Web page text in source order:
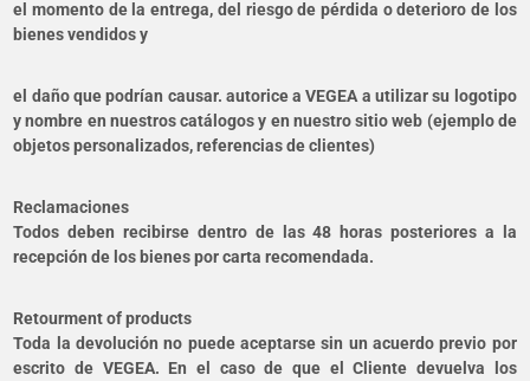
el momento de la entrega, del riesgo de pérdida o deterioro de los
bienes vendidos y
el daño que podrían causar. autorice a VEGEA a utilizar su logotipo
y nombre en nuestros catálogos y en nuestro sitio web (ejemplo de
objetos personalizados, referencias de clientes)
Reclamaciones
Todos deben recibirse dentro de las 48 horas posteriores a la
recepción de los bienes por carta recomendada.
Retourment of products
Toda la devolución no puede aceptarse sin un acuerdo previo por
escrito de VEGEA. En el caso de que el Cliente devuelva los